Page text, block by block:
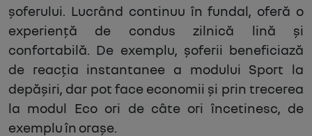
șoferului. Lucrând continuu în fundal, oferă o
experiență de condus zilnică lină și
confortabilă. De exemplu, șoferii beneficiază
de reacția instantanee a modului Sport la
depășiri, dar pot face economii și prin trecerea
la modul Eco ori de câte ori încetinesc, de
exemplu în orașe.